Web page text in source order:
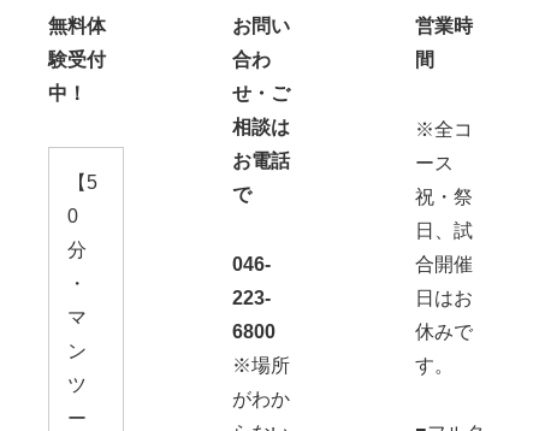
無料体
験受付
中！
【5
0
分
・
マ
ン
ツ
ー
お問い
合わ
せ・ご
相談は
お電話
で
046-
223-
6800
※場所
がわか
営業時
間
※全コ
ース
祝・祭
日、試
合開催
日はお
休みで
す。